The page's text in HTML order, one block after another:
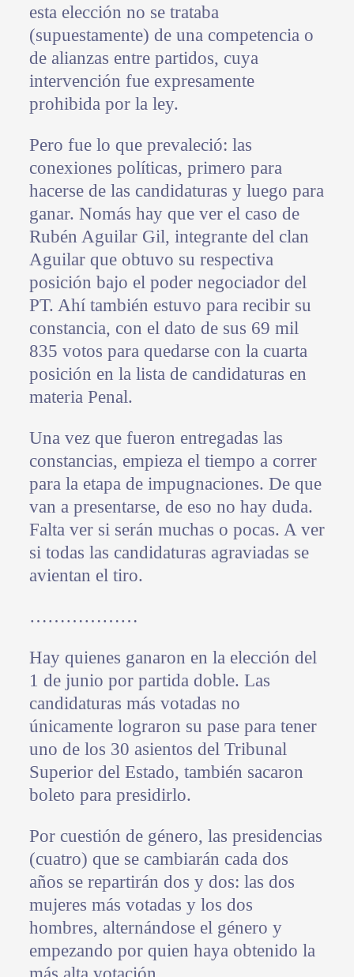
esta elección no se trataba
(supuestamente) de una competencia o
de alianzas entre partidos, cuya
intervención fue expresamente
prohibida por la ley.
Pero fue lo que prevaleció: las
conexiones políticas, primero para
hacerse de las candidaturas y luego para
ganar. Nomás hay que ver el caso de
Rubén Aguilar Gil, integrante del clan
Aguilar que obtuvo su respectiva
posición bajo el poder negociador del
PT. Ahí también estuvo para recibir su
constancia, con el dato de sus 69 mil
835 votos para quedarse con la cuarta
posición en la lista de candidaturas en
materia Penal.
Una vez que fueron entregadas las
constancias, empieza el tiempo a correr
para la etapa de impugnaciones. De que
van a presentarse, de eso no hay duda.
Falta ver si serán muchas o pocas. A ver
si todas las candidaturas agraviadas se
avientan el tiro.
………………
Hay quienes ganaron en la elección del
1 de junio por partida doble. Las
candidaturas más votadas no
únicamente lograron su pase para tener
uno de los 30 asientos del Tribunal
Superior del Estado, también sacaron
boleto para presidirlo.
Por cuestión de género, las presidencias
(cuatro) que se cambiarán cada dos
años se repartirán dos y dos: las dos
mujeres más votadas y los dos
hombres, alternándose el género y
empezando por quien haya obtenido la